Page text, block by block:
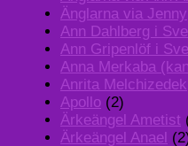
Änglarna via Jenny
Ann Dahlberg i
Ann Gripenlöf i
Anna Merkaba
Anrita Melchizedek
Apollo (2)
Ärkeängel Ametist
Ärkeängel Anael